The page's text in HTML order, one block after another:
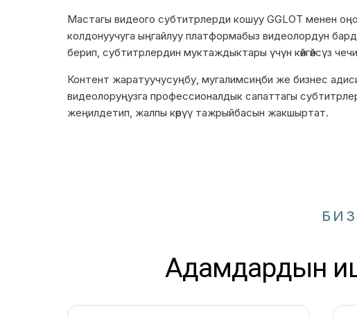
Macтагы видеого субтитрлерди кошуу GGLOT менен
колдонуучуга ыңгайлуу платформабыз видеолордун
берип, субтитрлердин муктаждыктары үчүн көйгөйсүз
Контент жаратуучусуңбу, мугалимсиңби же бизнес
видеолоруңузга профессионалдык сапаттагы
жеңилдетип, жалпы көрүү тажрыйбасын жакшыртат.
Адамдардын